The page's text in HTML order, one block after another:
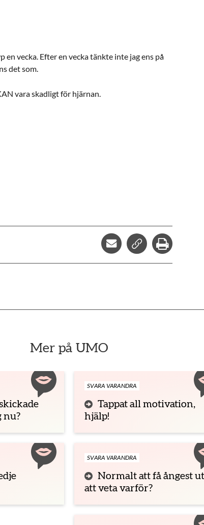
en vecka. Efter en vecka tänkte inte jag ens på
det som.
vara skadligt för hjärnan.
Dela via mejlKopiera länk
Mer på UMO
nu?
SVARA VARANDRA
Tappat all motivation,
hjälp!
SVARA VARANDRA
Normalt att få ångest
att veta varför?